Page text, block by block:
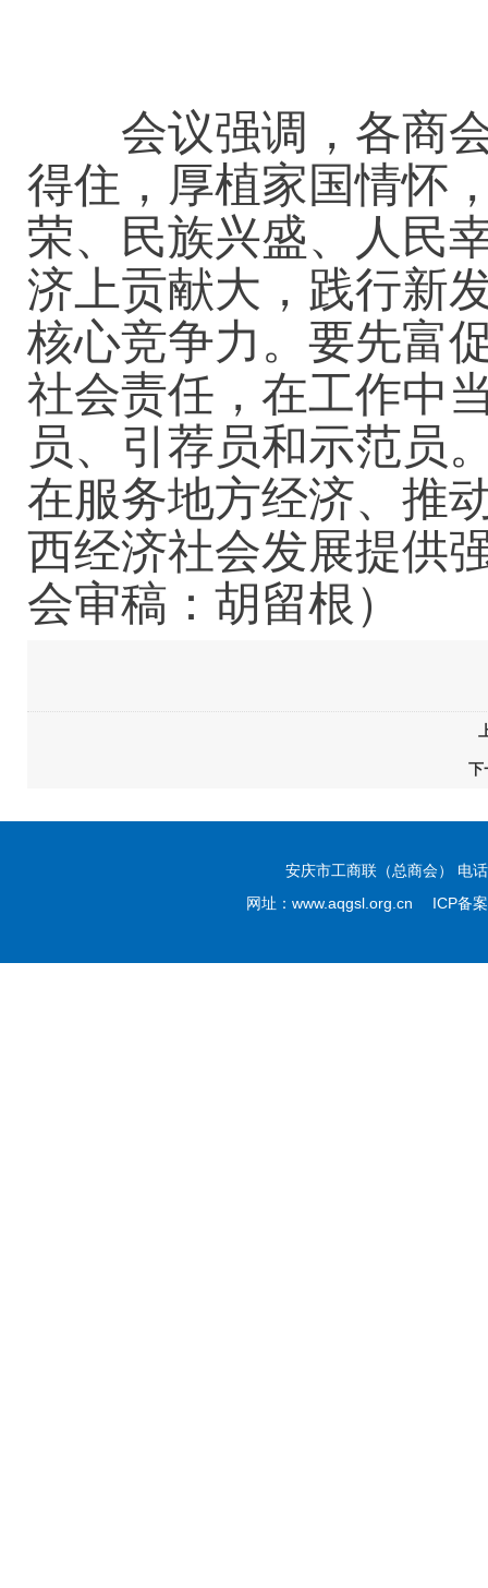
会议强调，各商会
得住，厚植家国情怀
荣、民族兴盛、人民
济上贡献大，践行新
核心竞争力。要先富
社会责任，在工作中
员、引荐员和示范员
在服务地方经济、推
西经济社会发展提供
会审稿：胡留根）
下
安庆市工商联（总商会） 电
网址：www.aqgsl.org.cn ICP备